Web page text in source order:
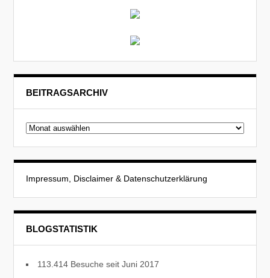
BEITRAGSARCHIV
Beitragsarchiv
Impressum, Disclaimer & Datenschutzerklärung
BLOGSTATISTIK
113.414 Besuche seit Juni 2017